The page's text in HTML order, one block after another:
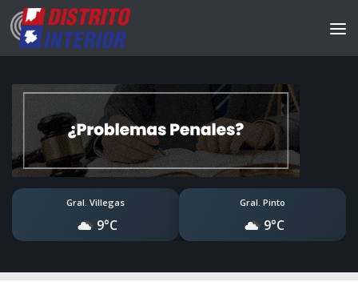
Gral. Villegas
9°C
Gral. Pinto
9°C